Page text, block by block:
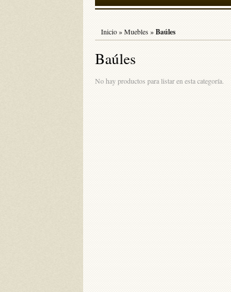
Inicio»Muebles»Baúles
Baúles
No hay productos para listar en esta categoría.